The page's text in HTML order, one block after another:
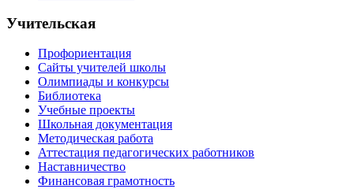
Учительская
Профориентация
Сайты учителей школы
Олимпиады и конкурсы
Библиотека
Учебные проекты
Школьная документация
Методическая работа
Аттестация педагогических работников
Наставничество
Финансовая грамотность